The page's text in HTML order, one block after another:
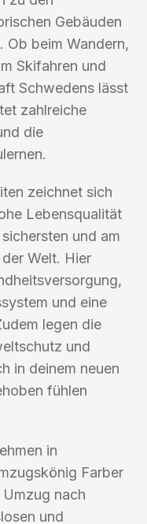
Gebäuden
Ob beim Wandern,
Skifahren und
Schwedens lässt
zahlreiche
die
zeichnet sich
Lebensqualität
und am
Welt. Hier
und eine
legen die
und
in deinem neuen
fühlen
in
Farber
nach
und